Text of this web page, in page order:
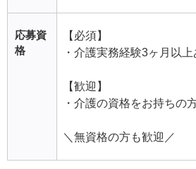
応募資
格
【必須】
・介護実務経験3ヶ月以
【歓迎】
・介護の資格をお持ちの
＼無資格の方も歓迎／